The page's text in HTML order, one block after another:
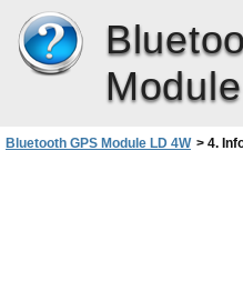
Bluetooth GPS Module LD 4W > 4.